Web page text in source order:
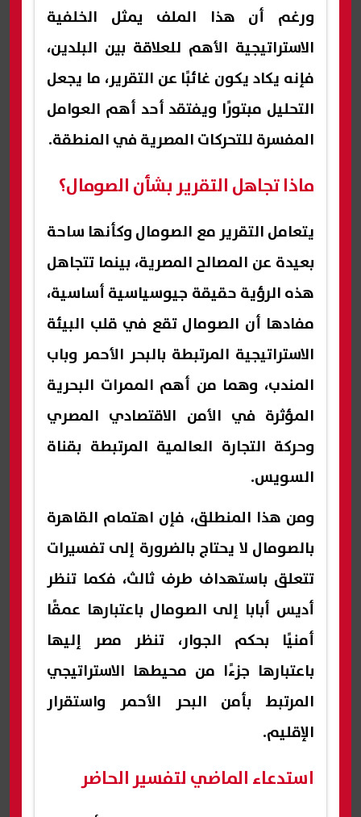
ورغم أن هذا الملف يمثل الخلفية
الاستراتيجية الأهم للعلاقة بين البلدين،
فإنه يكاد يكون غائبًا عن التقرير، ما يجعل
التحليل مبتورًا ويفتقد أحد أهم العوامل
المفسرة للتحركات المصرية في المنطقة.
ماذا تجاهل التقرير بشأن الصومال؟
يتعامل التقرير مع الصومال وكأنها ساحة
بعيدة عن المصالح المصرية، بينما تتجاهل
هذه الرؤية حقيقة جيوسياسية أساسية،
مفادها أن الصومال تقع في قلب البيئة
الاستراتيجية المرتبطة بالبحر الأحمر وباب
المندب، وهما من أهم الممرات البحرية
المؤثرة في الأمن الاقتصادي المصري
وحركة التجارة العالمية المرتبطة بقناة
السويس.
ومن هذا المنطلق، فإن اهتمام القاهرة
بالصومال لا يحتاج بالضرورة إلى تفسيرات
تتعلق باستهداف طرف ثالث، فكما تنظر
أديس أبابا إلى الصومال باعتبارها عمقًا
أمنيًا بحكم الجوار، تنظر مصر إليها
باعتبارها جزءًا من محيطها الاستراتيجي
المرتبط بأمن البحر الأحمر واستقرار
الإقليم.
استدعاء الماضي لتفسير الحاضر